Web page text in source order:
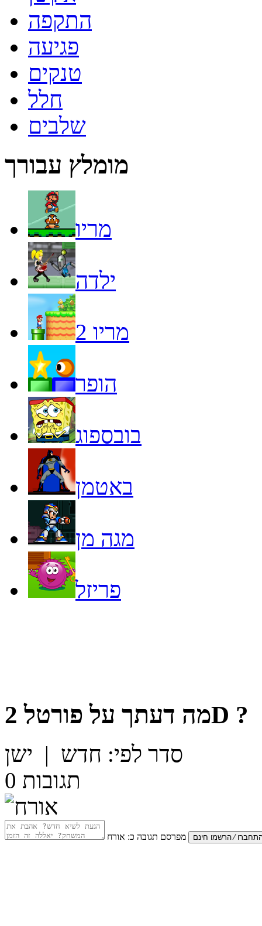
התקפה
פגיעה
טנקים
חלל
שלבים
מומלץ עבורך
מריו
ילדה
מריו 2
הופר
בובספוג
באטמן
מגה מן
פריזל
מה דעתך עלפורטל 2D ?
סדר לפי: חדש | ישן
0 תגובות
מפרסם תגובה כ: אורח